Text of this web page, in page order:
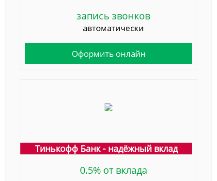
запись звонков
автоматически
Оформить онлайн
Тинькофф Банк - надёжный вклад
0.5% от вклада